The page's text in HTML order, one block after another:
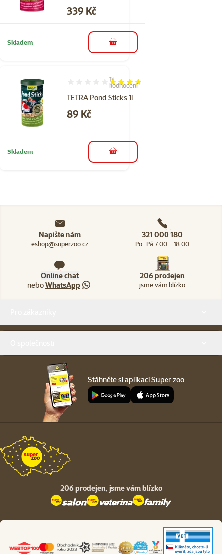
Cena
339 Kč
Skladem do košíku
TETRA Pond Sticks 1l
Hodnocení 80%, počet hodnocení: 1
1×
hodnocení
Cena
89 Kč
Skladem do košíku
Napište nám
eshop@superzoo.cz
321 000 180
Po–Pá 7:00 – 18:00
Online chat
neboWhatsApp
206 prodejen
jsme vám blízko
Stáhněte si aplikaci Super zoo
206 prodejen, jsme vám blízko